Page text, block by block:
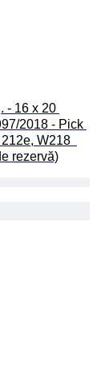
- 16 x 20
2018 - Pick
W218
rezervă)